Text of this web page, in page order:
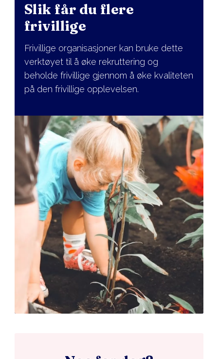
Slik får du flere
frivillige
Frivillige organisasjoner kan bruke dette
verktøyet til å øke rekruttering og
beholde frivillige gjennom å øke kvaliteten
på den frivillige opplevelsen.